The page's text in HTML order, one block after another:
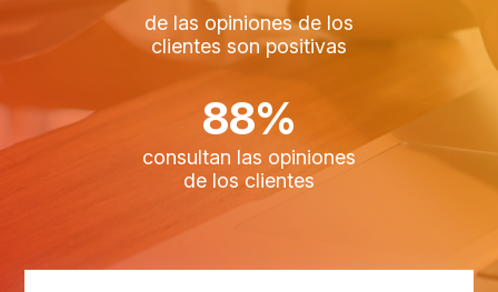
de las opiniones de los
clientes son positivas
88%
consultan las opiniones
de los clientes